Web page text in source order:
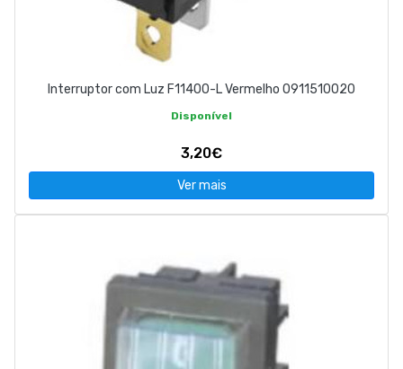
Interruptor com Luz F11400-L Vermelho 0911510020
Disponível
3,20€
Ver mais